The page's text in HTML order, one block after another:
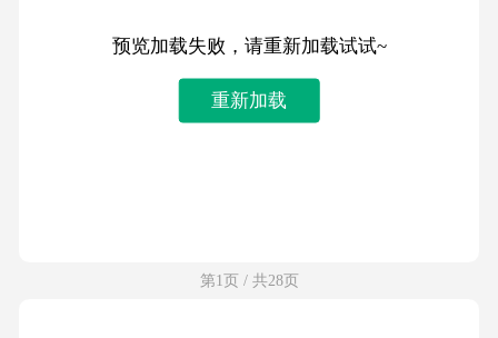
预览加载失败，请重新加载试试~
重新加载
第1页 / 共28页